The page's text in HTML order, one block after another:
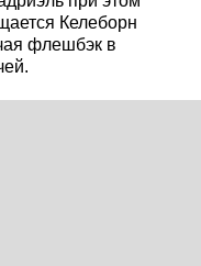
Келеборн
флешбэк в